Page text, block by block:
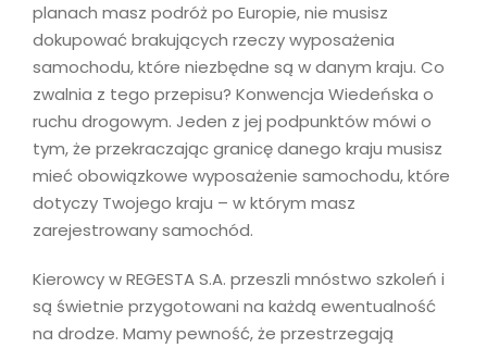
planach masz podróż po Europie, nie musisz
dokupować brakujących rzeczy wyposażenia
samochodu, które niezbędne są w danym kraju. Co
zwalnia z tego przepisu? Konwencja Wiedeńska o
ruchu drogowym. Jeden z jej podpunktów mówi o
tym, że przekraczając granicę danego kraju musisz
mieć obowiązkowe wyposażenie samochodu, które
dotyczy Twojego kraju – w którym masz
zarejestrowany samochód.
Kierowcy w REGESTA S.A. przeszli mnóstwo szkoleń i
są świetnie przygotowani na każdą ewentualność
na drodze. Mamy pewność, że przestrzegają